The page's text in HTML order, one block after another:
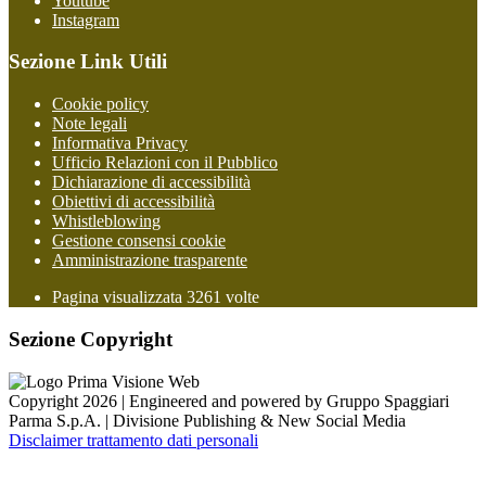
Instagram
Sezione Link Utili
Cookie policy
Note legali
Informativa Privacy
Ufficio Relazioni con il Pubblico
Dichiarazione di accessibilità
Obiettivi di accessibilità
Whistleblowing
Gestione consensi cookie
Amministrazione trasparente
Pagina visualizzata 3261 volte
Sezione Copyright
Copyright 2026 | Engineered and powered by Gruppo Spaggiari
Parma S.p.A. | Divisione Publishing & New Social Media
Disclaimer trattamento dati personali